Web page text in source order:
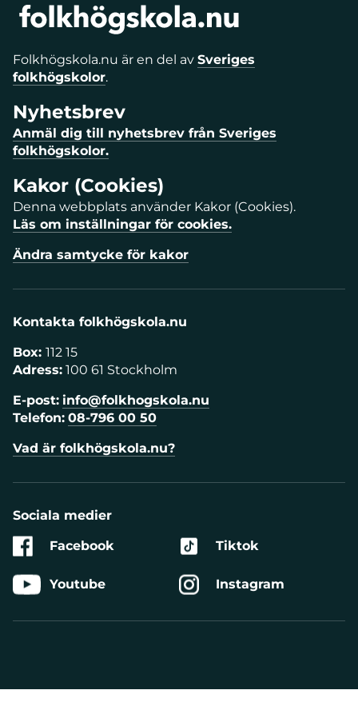
Folkhögskola.nu är en del av Sveriges
folkhögskolor.
Nyhetsbrev
Anmäl dig till nyhetsbrev från Sveriges
folkhögskolor.
Kakor (Cookies)
Denna webbplats använder Kakor (Cookies).
Läs om inställningar för cookies.
Ändra samtycke för kakor
Kontakta folkhögskola.nu
Box: 112 15
Adress: 100 61 Stockholm
E-post: info@folkhogskola.nu
Telefon: 08-796 00 50
Vad är folkhögskola.nu?
Sociala medier
Facebook
Youtube
Tiktok
Instagram